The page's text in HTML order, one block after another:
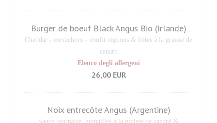
Burger de boeuf Black Angus Bio (Irlande)
Cheddar - cornichons - confit oignons & frites à la graisse de
canard
Elenco degli allergeni
26,00 EUR
Noix entrecôte Angus (Argentine)
Sauce béarnaise, grenailles à la graisse de canard &